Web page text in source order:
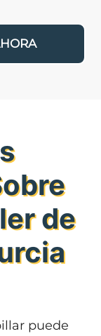
de
puede